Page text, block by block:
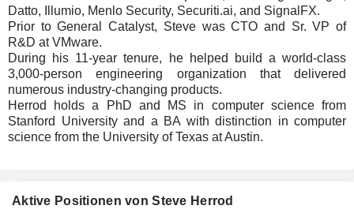
Datto, Illumio, Menlo Security, Securiti.ai, and SignalFX.
Prior to General Catalyst, Steve was CTO and Sr. VP of
R&D at VMware.
During his 11-year tenure, he helped build a world-class
3,000-person engineering organization that delivered
numerous industry-changing products.
Herrod holds a PhD and MS in computer science from
Stanford University and a BA with distinction in computer
science from the University of Texas at Austin.
Aktive Positionen von Steve Herrod